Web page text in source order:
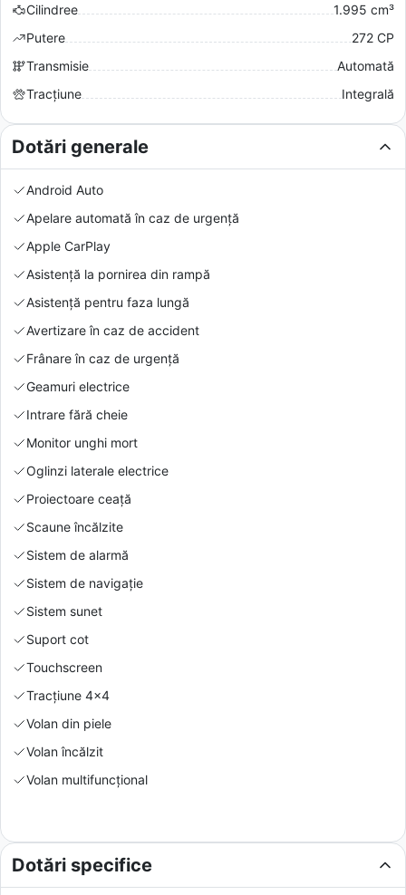
Cilindree
1.995 cm³
Putere
272 CP
Transmisie
Automată
Tracțiune
Integrală
Dotări generale
Android Auto
Apelare automată în caz de urgență
Apple CarPlay
Asistență la pornirea din rampă
Asistență pentru faza lungă
Avertizare în caz de accident
Frânare în caz de urgență
Geamuri electrice
Intrare fără cheie
Monitor unghi mort
Oglinzi laterale electrice
Proiectoare ceață
Scaune încălzite
Sistem de alarmă
Sistem de navigație
Sistem sunet
Suport cot
Touchscreen
Tracțiune 4x4
Volan din piele
Volan încălzit
Volan multifuncțional
Dotări specifice